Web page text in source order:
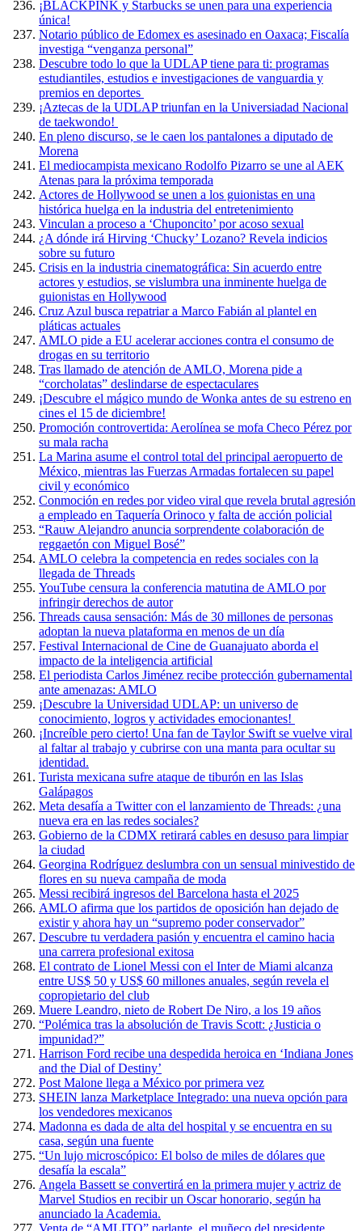
¡BLACKPINK y Starbucks se unen para una experiencia
única!
Notario público de Edomex es asesinado en Oaxaca; Fiscalía
investiga “venganza personal”
Descubre todo lo que la UDLAP tiene para ti: programas
estudiantiles, estudios e investigaciones de vanguardia y
premios en deportes
¡Aztecas de la UDLAP triunfan en la Universiadad Nacional
de taekwondo!
En pleno discurso, se le caen los pantalones a diputado de
Morena
El mediocampista mexicano Rodolfo Pizarro se une al AEK
Atenas para la próxima temporada
Actores de Hollywood se unen a los guionistas en una
histórica huelga en la industria del entretenimiento
Vinculan a proceso a ‘Chuponcito’ por acoso sexual
¿A dónde irá Hirving ‘Chucky’ Lozano? Revela indicios
sobre su futuro
Crisis en la industria cinematográfica: Sin acuerdo entre
actores y estudios, se vislumbra una inminente huelga de
guionistas en Hollywood
Cruz Azul busca repatriar a Marco Fabián al plantel en
pláticas actuales
AMLO pide a EU acelerar acciones contra el consumo de
drogas en su territorio
Tras llamado de atención de AMLO, Morena pide a
“corcholatas” deslindarse de espectaculares
¡Descubre el mágico mundo de Wonka antes de su estreno en
cines el 15 de diciembre!
Promoción controvertida: Aerolínea se mofa Checo Pérez por
su mala racha
La Marina asume el control total del principal aeropuerto de
México, mientras las Fuerzas Armadas fortalecen su papel
civil y económico
Conmoción en redes por video viral que revela brutal agresión
a empleado en Taquería Orinoco y falta de acción policial
“Rauw Alejandro anuncia sorprendente colaboración de
reggaetón con Miguel Bosé”
AMLO celebra la competencia en redes sociales con la
llegada de Threads
YouTube censura la conferencia matutina de AMLO por
infringir derechos de autor
Threads causa sensación: Más de 30 millones de personas
adoptan la nueva plataforma en menos de un día
Festival Internacional de Cine de Guanajuato aborda el
impacto de la inteligencia artificial
El periodista Carlos Jiménez recibe protección gubernamental
ante amenazas: AMLO
¡Descubre la Universidad UDLAP: un universo de
conocimiento, logros y actividades emocionantes!
¡Increíble pero cierto! Una fan de Taylor Swift se vuelve viral
al faltar al trabajo y cubrirse con una manta para ocultar su
identidad.
Turista mexicana sufre ataque de tiburón en las Islas
Galápagos
Meta desafía a Twitter con el lanzamiento de Threads: ¿una
nueva era en las redes sociales?
Gobierno de la CDMX retirará cables en desuso para limpiar
la ciudad
Georgina Rodríguez deslumbra con un sensual minivestido de
flores en su nueva campaña de moda
Messi recibirá ingresos del Barcelona hasta el 2025
AMLO afirma que los partidos de oposición han dejado de
existir y ahora hay un “supremo poder conservador”
Descubre tu verdadera pasión y encuentra el camino hacia
una carrera profesional exitosa
El contrato de Lionel Messi con el Inter de Miami alcanza
entre US$ 50 y US$ 60 millones anuales, según revela el
copropietario del club
Muere Leandro, nieto de Robert De Niro, a los 19 años
“Polémica tras la absolución de Travis Scott: ¿Justicia o
impunidad?”
Harrison Ford recibe una despedida heroica en ‘Indiana Jones
and the Dial of Destiny’
Post Malone llega a México por primera vez
SHEIN lanza Marketplace Integrado: una nueva opción para
los vendedores mexicanos
Madonna es dada de alta del hospital y se encuentra en su
casa, según una fuente
“Un lujo microscópico: El bolso de miles de dólares que
desafía la escala”
Angela Bassett se convertirá en la primera mujer y actriz de
Marvel Studios en recibir un Oscar honorario, según ha
anunciado la Academia.
Venta de “AMLITO” parlante, el muñeco del presidente